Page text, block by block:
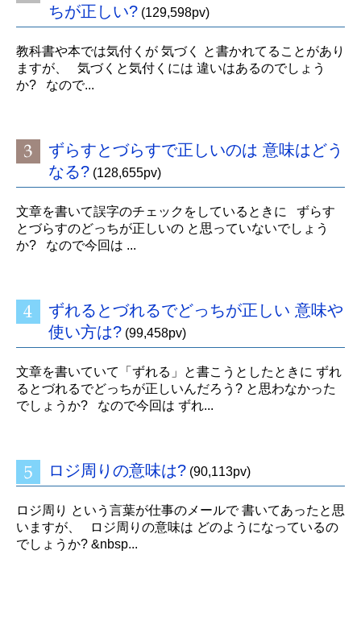
ちが正しい? (129,598pv)
教科書や本では気付くが 気づく と書かれてることがあり
ますが、 気づくと気付くには 違いはあるのでしょう
か? なので...
ずらすとづらすで正しいのは 意味はどう
なる? (128,655pv)
文章を書いて誤字のチェックをしているときに ずらす
とづらすのどっちが正しいの と思っていないでしょう
か? なので今回は ...
ずれるとづれるでどっちが正しい 意味や
使い方は? (99,458pv)
文章を書いていて「ずれる」と書こうとしたときに ずれ
るとづれるでどっちが正しいんだろう? と思わなかった
でしょうか? なので今回は ずれ...
ロジ周りの意味は? (90,113pv)
ロジ周り という言葉が仕事のメールで 書いてあったと思
いますが、 ロジ周りの意味は どのようになっているの
でしょうか? &nbsp...